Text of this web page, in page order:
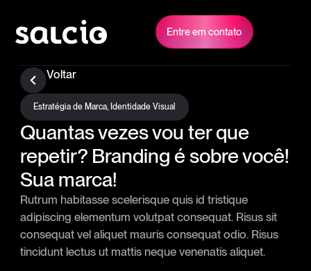
Entre em contato
Voltar
Estratégia de Marca, Identidade Visual
Quantas vezes vou ter que
repetir? Branding é sobre você!
Sua marca!
Rutrum habitasse scelerisque quis id tristique
adipiscing elementum volutpat consequat. Risus sit
consequat vel aliquet mauris consequat odio. Risus
tincidunt lectus ut mattis neque venenatis aliquet.